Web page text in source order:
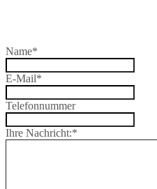
Name*
E-Mail*
Telefonnummer
Ihre Nachricht:*